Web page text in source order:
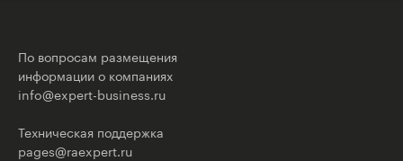
По вопросам размещения
информации о компаниях
info@expert-business.ru
Техническая поддержка
pages@raexpert.ru